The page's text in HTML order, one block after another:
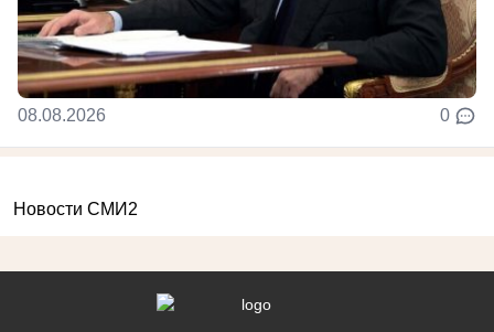
08.08.2026 0
Новости СМИ2